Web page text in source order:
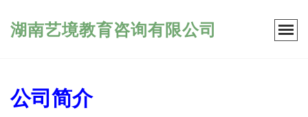
湖南艺境教育咨询有限公司
公司简介